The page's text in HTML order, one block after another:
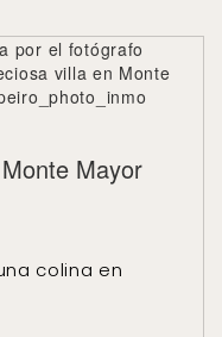
Mayor
colina en